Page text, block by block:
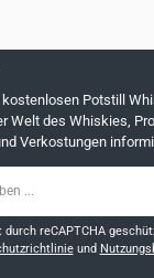
kostenlosen Potstill
Welt des Whiskies,
Verkostungen
durch reCAPTCHA
und